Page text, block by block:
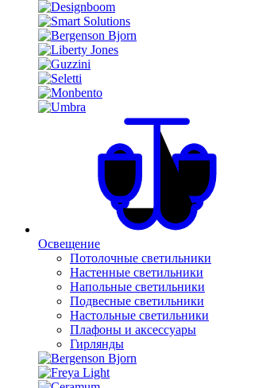
Освещение
Потолочные светильники
Настенные светильники
Напольные светильники
Подвесные светильники
Настольные светильники
Плафоны и аксессуары
Гирлянды